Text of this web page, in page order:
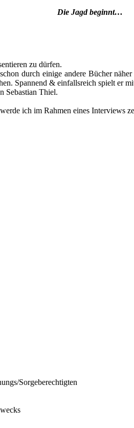
Die Jagd beginnt…
zu dürfen.
durch einige andere Bücher
Spannend & einfallsreich spielt er
Sebastian Thiel.
ich im Rahmen eines Interviews
Sorgeberechtigten